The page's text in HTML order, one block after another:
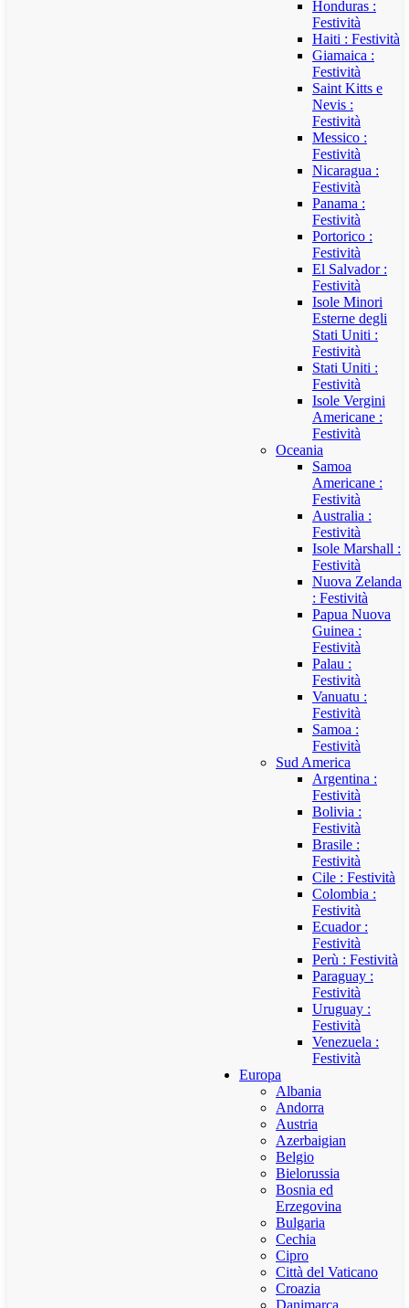
Honduras :
Festività
Haiti : Festività
Giamaica :
Festività
Saint Kitts e
Nevis :
Festività
Messico :
Festività
Nicaragua :
Festività
Panama :
Festività
Portorico :
Festività
El Salvador :
Festività
Isole Minori
Esterne degli
Stati Uniti :
Festività
Stati Uniti :
Festività
Isole Vergini
Americane :
Festività
Oceania
Samoa
Americane :
Festività
Australia :
Festività
Isole Marshall :
Festività
Nuova Zelanda
: Festività
Papua Nuova
Guinea :
Festività
Palau :
Festività
Vanuatu :
Festività
Samoa :
Festività
Sud America
Argentina :
Festività
Bolivia :
Festività
Brasile :
Festività
Cile : Festività
Colombia :
Festività
Ecuador :
Festività
Perù : Festività
Paraguay :
Festività
Uruguay :
Festività
Venezuela :
Festività
Europa
Albania
Andorra
Austria
Azerbaigian
Belgio
Bielorussia
Bosnia ed
Erzegovina
Bulgaria
Cechia
Cipro
Città del Vaticano
Croazia
Danimarca